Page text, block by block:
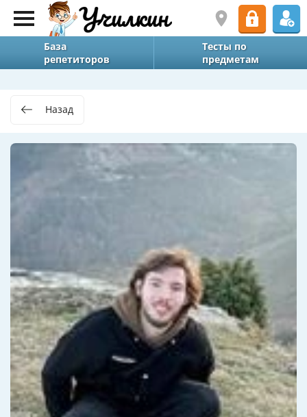
База
репетиторов
Тесты по
предметам
Назад